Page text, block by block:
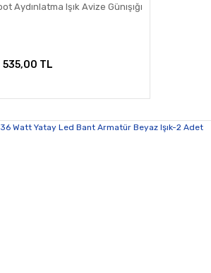
Aydınlatma Işık Avize Günışığı
535,00 TL